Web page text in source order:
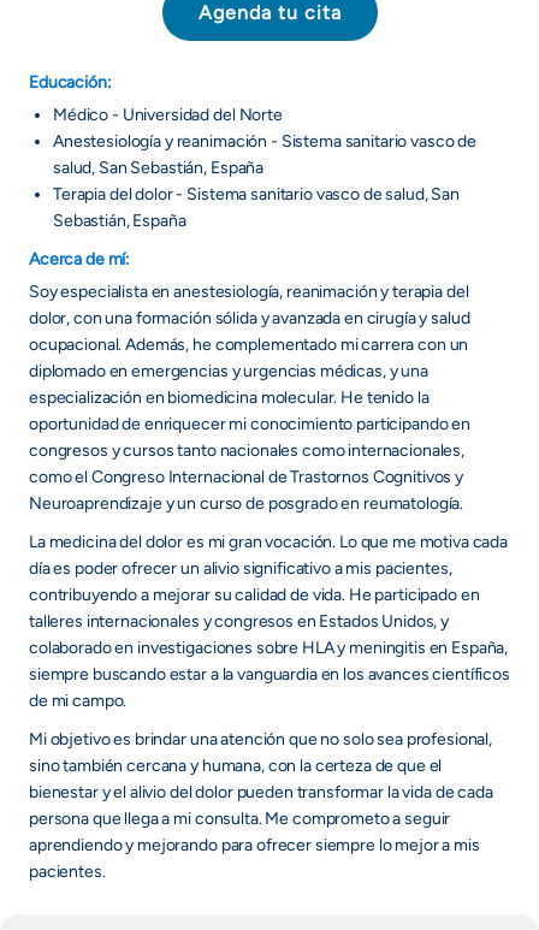
Agenda tu cita
Educación:
Médico - Universidad del Norte
Anestesiología y reanimación - Sistema sanitario vasco de
salud, San Sebastián, España
Terapia del dolor - Sistema sanitario vasco de salud, San
Sebastián, España
Acerca de mí:
Soy especialista en anestesiología, reanimación y terapia del
dolor, con una formación sólida y avanzada en cirugía y salud
ocupacional. Además, he complementado mi carrera con un
diplomado en emergencias y urgencias médicas, y una
especialización en biomedicina molecular. He tenido la
oportunidad de enriquecer mi conocimiento participando en
congresos y cursos tanto nacionales como internacionales,
como el Congreso Internacional de Trastornos Cognitivos y
Neuroaprendizaje y un curso de posgrado en reumatología.
La medicina del dolor es mi gran vocación. Lo que me motiva cada
día es poder ofrecer un alivio significativo a mis pacientes,
contribuyendo a mejorar su calidad de vida. He participado en
talleres internacionales y congresos en Estados Unidos, y
colaborado en investigaciones sobre HLA y meningitis en España,
siempre buscando estar a la vanguardia en los avances científicos
de mi campo.
Mi objetivo es brindar una atención que no solo sea profesional,
sino también cercana y humana, con la certeza de que el
bienestar y el alivio del dolor pueden transformar la vida de cada
persona que llega a mi consulta. Me comprometo a seguir
aprendiendo y mejorando para ofrecer siempre lo mejor a mis
pacientes.